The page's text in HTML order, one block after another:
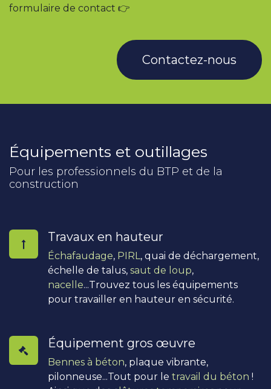
formulaire de contact 👉
Contactez-nous
Équipements et outillages
Pour les professionnels du BTP et de la
construction
Travaux en hauteur
Échafaudage, PIRL, quai de déchargement,
échelle de talus, saut de loup,
nacelle...Trouvez tous les équipements
pour travailler en hauteur en sécurité.
Équipement gros œuvre
Bennes à béton, plaque vibrante,
pilonneuse...Tout pour le travail du béton !